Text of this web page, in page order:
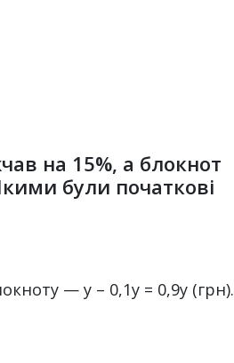
на 15%, а блокнот
були початкові
— y – 0,1y = 0,9y (грн).